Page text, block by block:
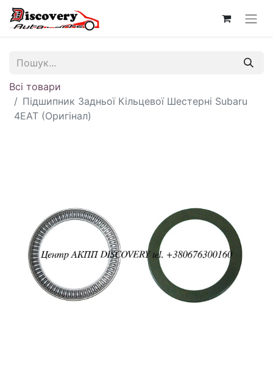
Всі товари
Підшипник Задньої Кільцевої Шестерні Subaru
4EAT (Оригінал)